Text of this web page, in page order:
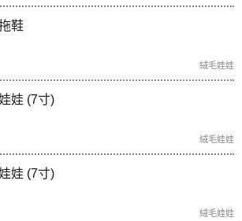
鞋
絨毛娃娃
娃 (7寸)
絨毛娃娃
娃 (7寸)
絨毛娃娃